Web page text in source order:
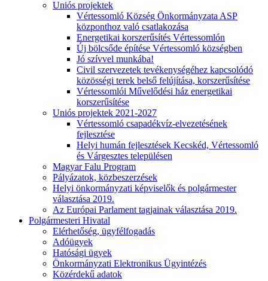
Uniós projektek
Vértessomló Község Önkormányzata ASP
központhoz való csatlakozása
Energetikai korszerűsítés Vértessomlón
Új bölcsőde építése Vértessomló községben
Jó szívvel munkába!
Civil szervezetek tevékenységéhez kapcsolódó
közösségi terek belső felújítása, korszerűsítése
Vértessomlói Művelődési ház energetikai
korszerűsítése
Uniós projektek 2021-2027
Vértessomló csapadékvíz-elvezetésének
fejlesztése
Helyi humán fejlesztések Kecskéd, Vértessomló
és Várgesztes településen
Magyar Falu Program
Pályázatok, közbeszerzések
Helyi önkormányzati képviselők és polgármester
választása 2019.
Az Európai Parlament tagjainak választása 2019.
Polgármesteri Hivatal
Elérhetőség, ügyfélfogadás
Adóügyek
Hatósági ügyek
Önkormányzati Elektronikus Ügyintézés
Közérdekű adatok